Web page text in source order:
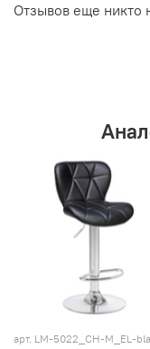
Отзывов еще никто
арт. LM-5022_CH-M_EL-